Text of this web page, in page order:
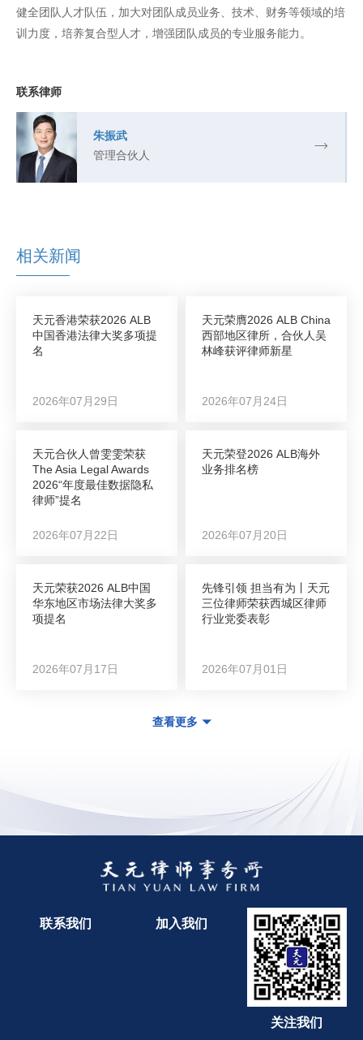
健全团队人才队伍，加大对团队成员业务、技术、财务等领域的培
训力度，培养复合型人才，增强团队成员的专业服务能力。
联系律师
朱振武
管理合伙人
相关新闻
天元香港荣获2026 ALB
中国香港法律大奖多项提
名
2026年07月29日
天元荣膺2026 ALB China
西部地区律所，合伙人吴
林峰获评律师新星
2026年07月24日
天元合伙人曾雯雯荣获
The Asia Legal Awards
2026“年度最佳数据隐私
律师”提名
2026年07月22日
天元荣登2026 ALB海外
业务排名榜
2026年07月20日
天元荣获2026 ALB中国
华东地区市场法律大奖多
项提名
2026年07月17日
先锋引领 担当有为丨天元
三位律师荣获西城区律师
行业党委表彰
2026年07月01日
查看更多
联系我们 加入我们
关注我们